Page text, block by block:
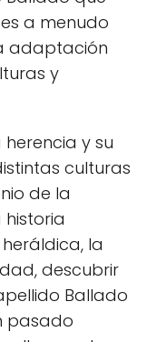
a menudo
adaptación
y
y su
culturas
de la
la
descubrir
Ballado
pasado